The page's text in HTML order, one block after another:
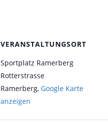
VERANSTALTUNGSORT
Sportplatz Ramerberg
Rotterstrasse
Ramerberg, Google Karte
anzeigen